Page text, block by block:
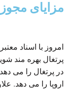
مزایای
امروز با اسناد
پرتغال بهره مند
در پرتغال را می
اروپا را می دهد.